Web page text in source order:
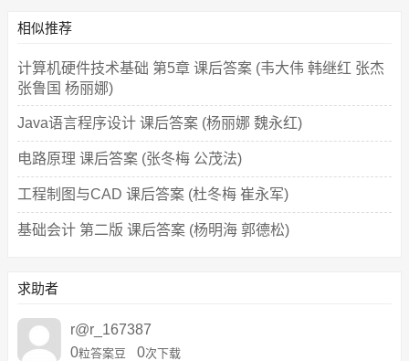
相似推荐
计算机硬件技术基础 第5章 课后答案 (韦大伟 韩继红 张杰
张鲁国 杨丽娜)
Java语言程序设计 课后答案 (杨丽娜 魏永红)
电路原理 课后答案 (张冬梅 公茂法)
工程制图与CAD 课后答案 (杜冬梅 崔永军)
基础会计 第二版 课后答案 (杨明海 郭德松)
求助者
r@r_167387
0粒答案豆 0次下载